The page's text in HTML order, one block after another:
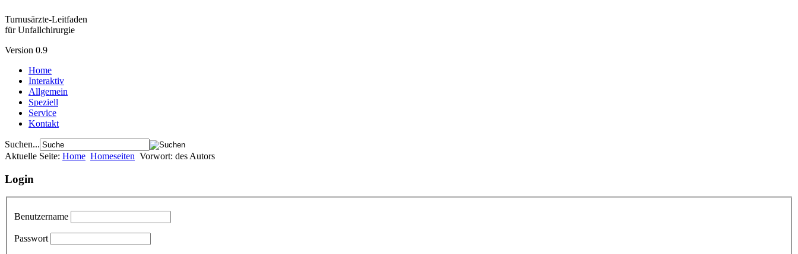
Turnusärzte-Leitfaden
für Unfallchirurgie
Version 0.9
Home
Interaktiv
Allgemein
Speziell
Service
Kontakt
Suchen...
Aktuelle Seite: Home Homeseiten Vorwort: des Autors
Login
Benutzername
Passwort